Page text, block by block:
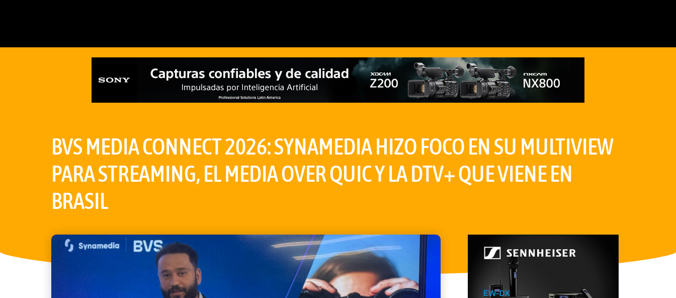
BVS MEDIA CONNECT 2026: SYNAMEDIA HIZO FOCO EN SU MULTIVIEW
PARA STREAMING, EL MEDIA OVER QUIC Y LA DTV+ QUE VIENE EN
BRASIL